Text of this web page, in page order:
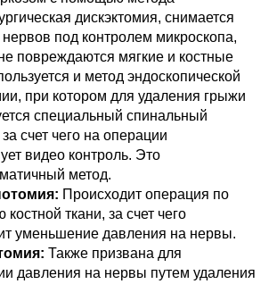
дискэктомия, снимается
под контролем микроскопа,
повреждаются мягкие и костные
и метод эндоскопической
при котором для удаления грыжи
специальный спинальный
счет чего на операции
видео контроль. Это
метод.
Происходит операция по
костной ткани, за счет чего
уменьшение давления на нервы.
Также призвана для
давления на нервы путем удаления